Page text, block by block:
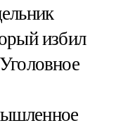
избил